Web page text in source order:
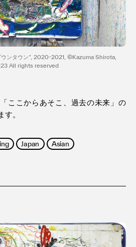
ー
ウンタウン”, 2020-2021, ©Kazuma Shirota,
All rights reserved
ここからあそこ、過去の未来」の
。
Japan Asian